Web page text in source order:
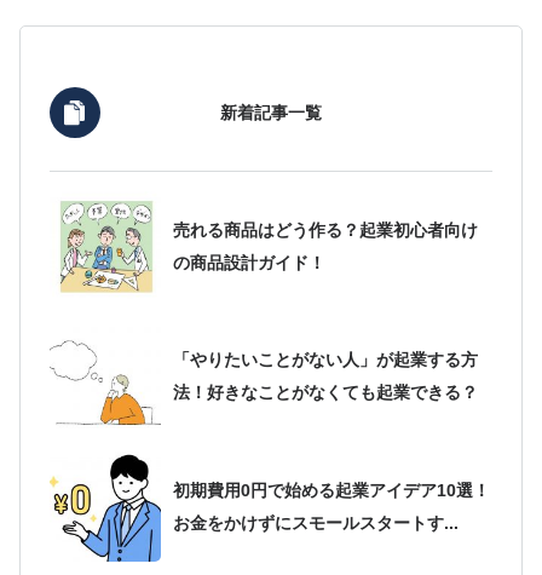
新着記事一覧
売れる商品はどう作る？起業初心者向け
の商品設計ガイド！
「やりたいことがない人」が起業する方
法！好きなことがなくても起業できる？
初期費用0円で始める起業アイデア10選！
お金をかけずにスモールスタートす...